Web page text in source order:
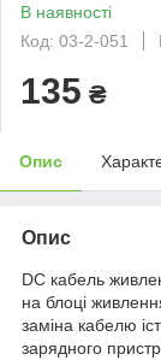
В наявності
Код: 03-2-051
135 ₴
Опис
Опис
DC кабель
на блоці
заміна кабелю
зарядного